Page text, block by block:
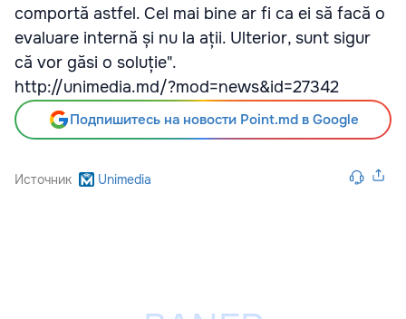
comportă astfel. Cel mai bine ar fi ca ei să facă o
evaluare internă și nu la ații. Ulterior, sunt sigur
că vor găsi o soluție".
http://unimedia.md/?mod=news&id=27342
Подпишитесь на новости Point.md в Google
Источник Unimedia